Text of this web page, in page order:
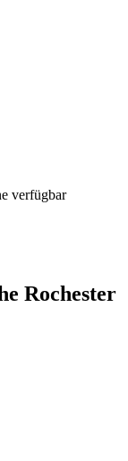
verfügbar
Rochester